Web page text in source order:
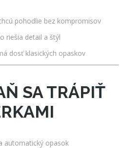
pohodlie bez kompromisov
riešia detail a štýl
dosť klasických opaskov
SA TRÁPIŤ
automatický opasok